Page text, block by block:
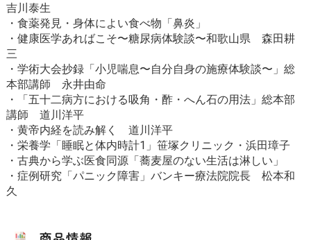
吉川泰生
・食薬発見・身体によい食べ物「鼻炎」
・健康医学あればこそ〜糖尿病体験談〜和歌山県 森田耕
三
・学術大会抄録「小児喘息〜自分自身の施療体験談〜」総
本部講師 永井由命
・「五十二病方における吸角・酢・へん石の用法」総本部
講師 道川洋平
・黄帝内経を読み解く 道川洋平
・栄養学「睡眠と体内時計1」笹塚クリニック・浜田璋子
・古典から学ぶ医食同源「蕎麦屋のない生活は淋しい」
・症例研究「パニック障害」バンキー療法院院長 松本和
久